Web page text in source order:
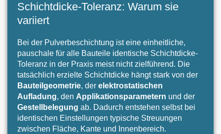
Schichtdicke-Toleranz: Warum sie
variiert
Bei der Pulverbeschichtung ist eine einheitliche,
pauschale für alle Bauteile identische Schichtdicke-
Toleranz in der Praxis meist nicht zielführend. Die
tatsächlich erzielte Schichtdicke hängt stark von der
Bauteilgeometrie, der elektrostatischen
Aufladung, den Applikationsparametern und der
Gestellbelegung ab. Dadurch entstehen selbst bei
identischen Einstellungen typische Streuungen
zwischen Fläche, Kante und Innenbereich.